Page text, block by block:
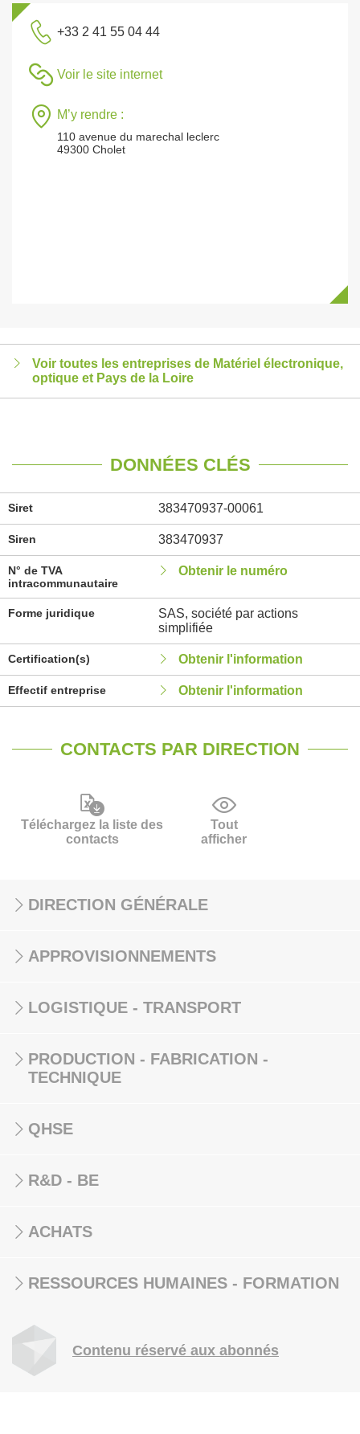
+33 2 41 55 04 44
Voir le site internet
M’y rendre :
110 avenue du marechal leclerc
49300 Cholet
Voir toutes les entreprises de Matériel électronique,
optique et Pays de la Loire
DONNÉES CLÉS
Siret 383470937-00061
Siren 383470937
N° de TVA
intracommunautaire
Obtenir le numéro
Forme juridique
SAS, société par actions
simplifiée
Certification(s) Obtenir l'information
Effectif entreprise Obtenir l'information
CONTACTS PAR DIRECTION
Téléchargez la liste des
contacts
Tout
afficher
DIRECTION GÉNÉRALE
APPROVISIONNEMENTS
LOGISTIQUE - TRANSPORT
PRODUCTION - FABRICATION -
TECHNIQUE
QHSE
R&D - BE
ACHATS
RESSOURCES HUMAINES - FORMATION
Contenu réservé aux abonnés